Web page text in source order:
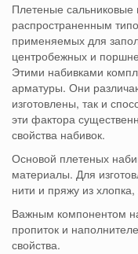
Плетеные сальниковые
распространенным
применяемых для
центробежных и
Этими набивками
арматуры. Они
изготовлены, так и
эти фактора
свойства набивок.
Основой плетеных
материалы. Для
нити и пряжу из
Важным компонентом
пропиток и
свойства.